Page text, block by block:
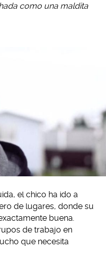
como una maldita
el chico ha ido a
de lugares, donde su
buena.
de trabajo en
que necesita